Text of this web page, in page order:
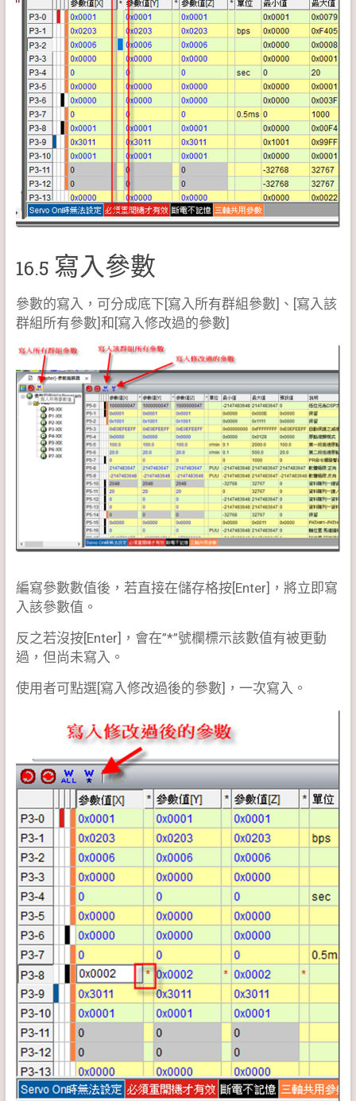
16.5 寫入參數
參數的寫入，可分成底下[寫入所有群組參數]、[寫入該
群組所有參數]和[寫入修改過的參數]
編寫參數數值後，若直接在儲存格按[Enter]，將立即寫
入該參數值。
反之若沒按[Enter]，會在”*”號欄標示該數值有被更動
過，但尚未寫入。
使用者可點選[寫入修改過後的參數]，一次寫入。